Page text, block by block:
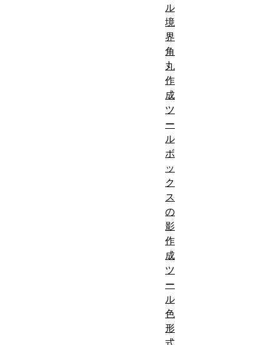
ル
境
界
角
丸
作
成
ツ
ー
ル
ボ
ッ
ク
ス
の
影
作
成
ツ
ー
ル
色
形
式